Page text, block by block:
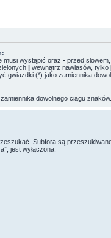
musi wystąpić oraz - przed
| wewnątrz nawiasów, tylko
gwiazdki (*) jako zamiennika
dowolnego ciągu znaków.
Subfora są
jest wyłączona.